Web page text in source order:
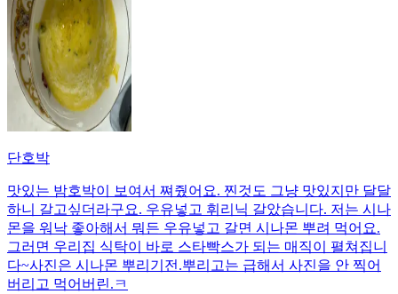
단호박
맛있는 밤호박이 보여서 쪄줬어요. 찐것도 그냥 맛있지만 달달
하니 갈고싶더라구요. 우유넣고 휘리닉 갈았습니다. 저는 시나
몬을 워낙 좋아해서 뭐든 우유넣고 갈면 시나몬 뿌려 먹어요.
그러면 우리집 식탁이 바로 스타빡스가 되는 매직이 펼쳐집니
다~사진은 시나몬 뿌리기전.뿌리고는 급해서 사진을 안 찍어
버리고 먹어버린.ㅋ